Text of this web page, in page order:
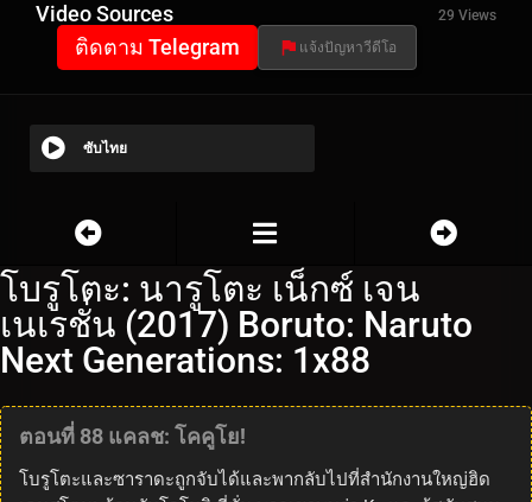
Video Sources 29 Views
ติดตาม Telegram แจ้งปัญหาวีดีโอ
ซับไทย
โบรูโตะ: นารูโตะ เน็กซ์ เจน
เนเรชั่น (2017) Boruto: Naruto
Next Generations: 1x88
ตอนที่ 88 แคลช: โคคูโย!
โบรูโตะและซาราดะถูกจับได้และพากลับไปที่สำนักงานใหญ่ฮิด